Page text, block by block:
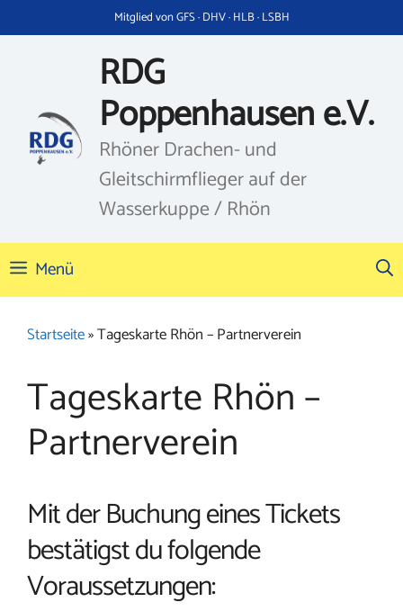
Inhalt
Mitglied von GFS · DHV · HLB · LSBH
RDG
Poppenhausen e.V.
Rhöner Drachen- und
Gleitschirmflieger auf der
Wasserkuppe / Rhön
Menü
Startseite»Tageskarte Rhön – Partnerverein
Tageskarte Rhön –
Partnerverein
Mit der Buchung eines Tickets
bestätigst du folgende
Voraussetzungen: